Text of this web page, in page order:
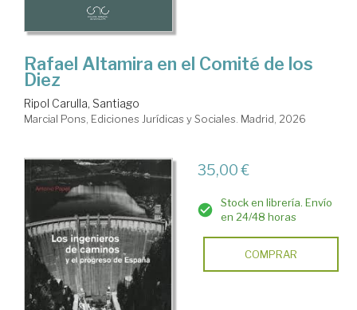
Rafael Altamira en el Comité de los
Diez
Ripol Carulla, Santiago
Marcial Pons, Ediciones Jurídicas y Sociales. Madrid, 2026
35,00 €
Stock en librería. Envío
en 24/48 horas
COMPRAR